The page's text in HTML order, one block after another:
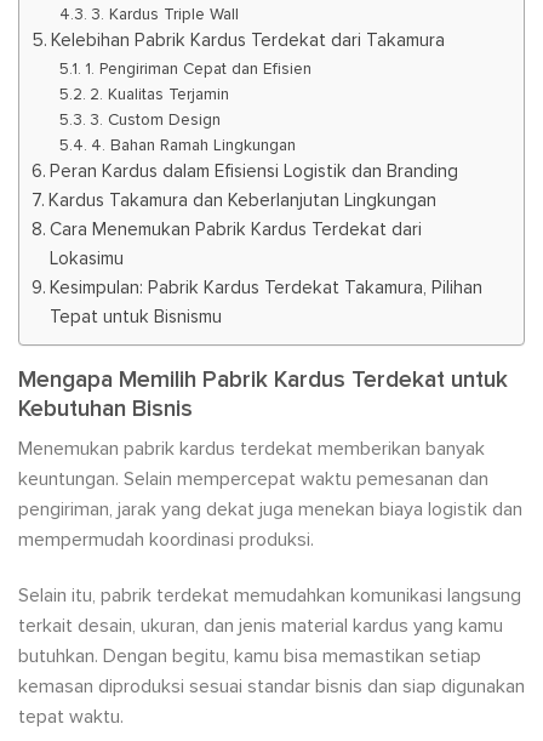
3. Kardus Triple Wall
Kelebihan Pabrik Kardus Terdekat dari Takamura
1. Pengiriman Cepat dan Efisien
2. Kualitas Terjamin
3. Custom Design
4. Bahan Ramah Lingkungan
Peran Kardus dalam Efisiensi Logistik dan Branding
Kardus Takamura dan Keberlanjutan Lingkungan
Cara Menemukan Pabrik Kardus Terdekat dari
Lokasimu
Kesimpulan: Pabrik Kardus Terdekat Takamura, Pilihan
Tepat untuk Bisnismu
Mengapa Memilih Pabrik Kardus Terdekat untuk
Kebutuhan Bisnis
Menemukan pabrik kardus terdekat memberikan banyak
keuntungan. Selain mempercepat waktu pemesanan dan
pengiriman, jarak yang dekat juga menekan biaya logistik dan
mempermudah koordinasi produksi.
Selain itu, pabrik terdekat memudahkan komunikasi langsung
terkait desain, ukuran, dan jenis material kardus yang kamu
butuhkan. Dengan begitu, kamu bisa memastikan setiap
kemasan diproduksi sesuai standar bisnis dan siap digunakan
tepat waktu.